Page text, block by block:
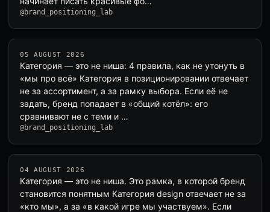
@brand_positioning_lab
05 AUGUST 2026
Категория — это не ниша: 4 правила, как не утонуть в
«мы про всё» Категория в позиционировании отвечает
не за ассортимент, а за рамку выбора. Если её не
задать, бренд попадает в «общий котёл»: его
сравнивают не с теми и …
@brand_positioning_lab
04 AUGUST 2026
Категория — это не ниша. Это рамка, в которой бренд
становится понятным Категория design отвечает не за
«кто мы», а за «в какой игре мы участвуем». Если